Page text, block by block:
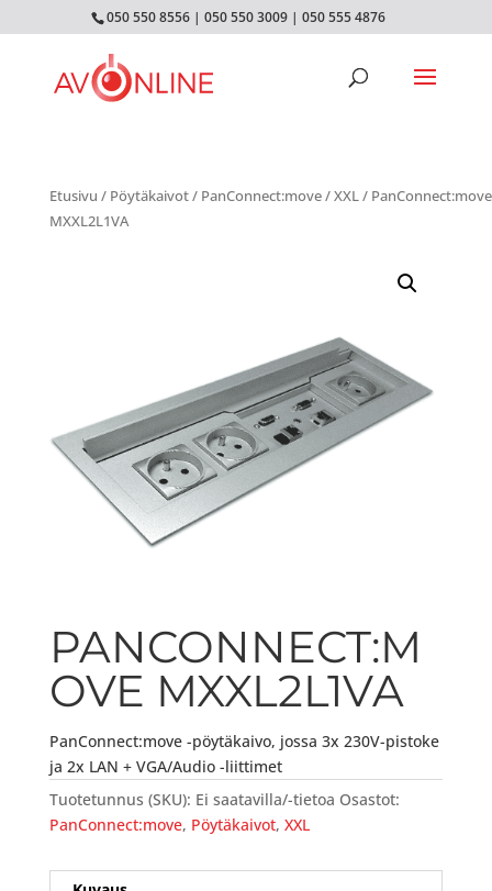
050 550 8556 |050 550 3009 |050 555 4876
Etusivu / Pöytäkaivot/ PanConnect:move/XXL/ PanConnect:move
MXXL2L1VA
PANCONNECT:M
OVE MXXL2L1VA
PanConnect:move -pöytäkaivo, jossa 3x 230V-pistoke
ja 2x LAN + VGA/Audio -liittimet
Tuotetunnus (SKU): Ei saatavilla/-tietoa Osastot:
PanConnect:move, Pöytäkaivot, XXL